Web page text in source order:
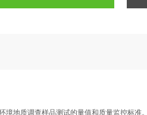
地质调查样品测试的量值和质量监控标准。